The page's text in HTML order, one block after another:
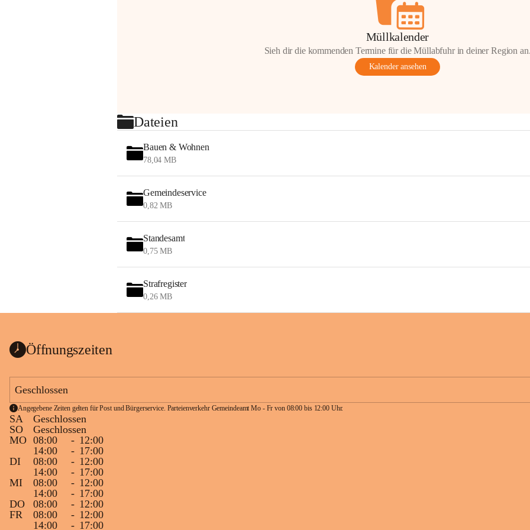
Müllkalender
Sieh dir die kommenden Termine für die Müllabfuhr in deiner Region
Kalender ansehen
Dateien
Bauen & Wohnen
78,04 MB
Gemeindeservice
0,82 MB
Standesamt
0,75 MB
Strafregister
0,26 MB
Öffnungszeiten
Geschlossen
Angegebene Zeiten gelten für Post und Bürgerservice. Parteienverkehr Gemeindeamt Mo - Fr von 08:00 bis 12:00 Uhr.
SA
Geschlossen
SO
Geschlossen
MO 08:00 - 12:00
14:00
- 17:00
DI
08:00 - 12:00
14:00
- 17:00
MI
08:00 - 12:00
14:00
- 17:00
DO
08:00 - 12:00
FR
08:00 - 12:00
14:00
- 17:00